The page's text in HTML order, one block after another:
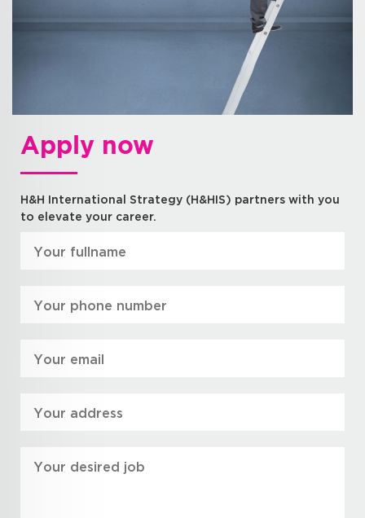
Apply now
H&H International Strategy (H&HIS) partners with you
to elevate your career.